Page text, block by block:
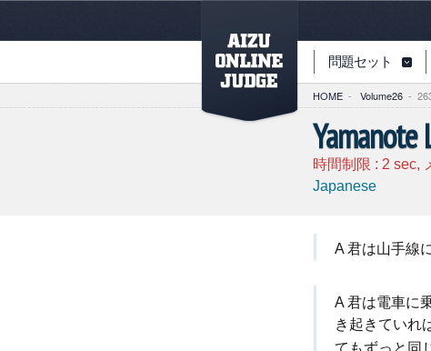
PAGETOP 問題セット
HOME - Volume26 -
Yamanote
時間制限 : 2 sec,
Japanese
A 君は山手線
A 君は電車に
き起きていれ
てもずっと同